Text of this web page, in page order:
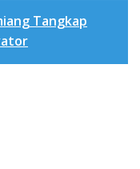
Tangkap